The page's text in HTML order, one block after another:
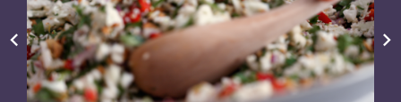
chevron_left chevron_right